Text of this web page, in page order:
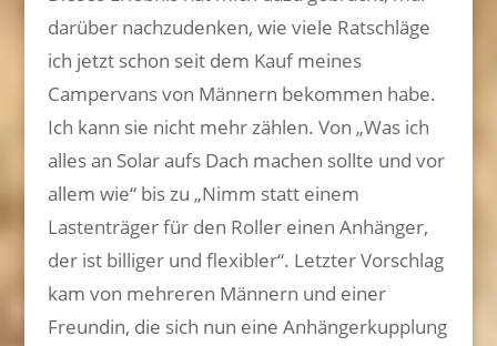
darüber nachzudenken, wie viele Ratschläge
ich jetzt schon seit dem Kauf meines
Campervans von Männern bekommen habe.
Ich kann sie nicht mehr zählen. Von „Was ich
alles an Solar aufs Dach machen sollte und vor
allem wie“ bis zu „Nimm statt einem
Lastenträger für den Roller einen Anhänger,
der ist billiger und flexibler“. Letzter Vorschlag
kam von mehreren Männern und einer
Freundin, die sich nun eine Anhängerkupplung